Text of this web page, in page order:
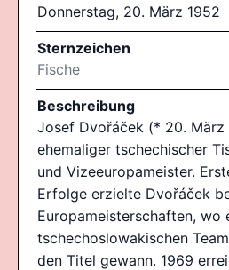
Donnerstag, 20. März 1952
Sternzeichen
Fische
Beschreibung
Josef Dvořáček (* 20. März
ehemaliger tschechischer
und Vizeeuropameister.
Erfolge erzielte Dvořáček
Europameisterschaften, wo
tschechoslowakischen
den Titel gewann. 1969